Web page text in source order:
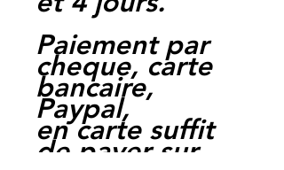
Paiement par
cheque, carte
bancaire,
Paypal,
en carte suffit
de payer sur